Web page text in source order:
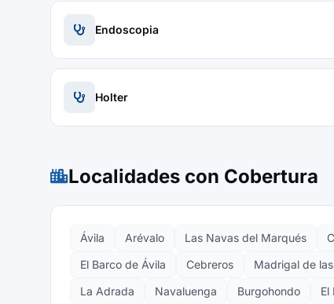
Endoscopia
Holter
Localidades con Cobertura
Ávila Arévalo Las Navas del Marqués
El Barco de Ávila
Cebreros Madrigal de
La Adrada
Navaluenga Burgohondo El